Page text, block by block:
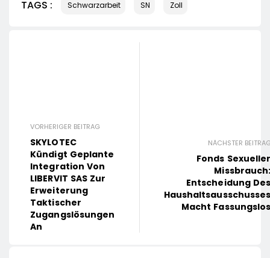
TAGS : Schwarzarbeit SN Zoll
VORHERIGER BEITRAG
SKYLOTEC
Kündigt Geplante
Integration Von
LIBERVIT SAS Zur
Erweiterung
Taktischer
Zugangslösungen
An
NÄCHSTER
Fonds
Entscheidung
Macht